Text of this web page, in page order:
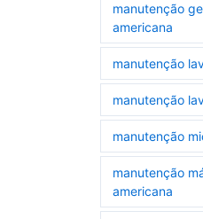
manutenção
americana
manutenção
manutenção
manutenção
manutenção
americana